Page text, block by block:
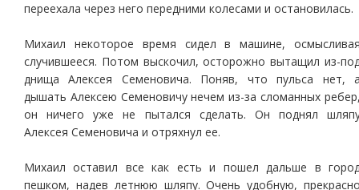
переехала через него передними колесами и остановилась.
Михаил некоторое время сидел в машине,
случившееся. Потом выскочил, осторожно вытащил из-
днища Алексея Семеновича. Поняв, что пульса нет,
дышать Алексею Семеновичу нечем из-за сломанных
он ничего уже не пытался сделать. Он поднял
Алексея Семеновича и отряхнул ее.
Михаил оставил все как есть и пошел дальше в
пешком, надев летнюю шляпу. Очень удобную,